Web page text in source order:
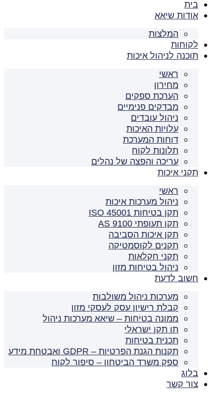
בית
אודות שיאא
המלצות
לקוחות
תוכנה לניהול איכות
ראשי
מחירון
הערכת ספקים
מבדקים פנימיים
ניהול עובדים
עלויות האיכות
דוחות המערכת
תלונות לקוח
עריכה והפצה של נהלים
תקני איכות
ראשי
ניהול מערכות איכות
תקן בטיחות ISO 45001
תקן תעופתי AS 9100
תקן איכות הסביבה
תקנים לקוסמטיקה
תקני חקלאות
ניהול בטיחות מזון
חשוב לדעת
מערכות ניהול משולבות
קבלת רישיון עסק לעסקי מזון
ממונה בטיחות – שיאא מערכות ניהול
תו תקן ישראלי
תכנית בטיחות
תקנות הגנת הפרטיות – GDPR ואבטחת מידע
ספק משרד הביטחון – סיפור לקוח
בלוג
צור קשר